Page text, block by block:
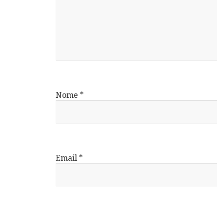
Nome *
Email *